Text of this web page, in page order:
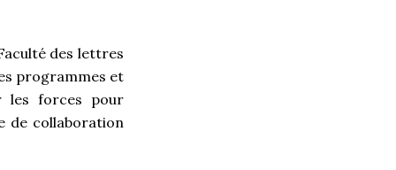
des lettres
programmes et
les forces pour
de collaboration